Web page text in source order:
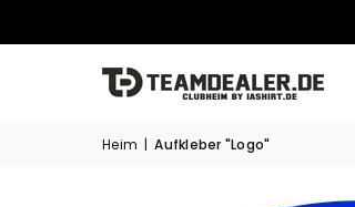
Heim | Aufkleber "Logo"